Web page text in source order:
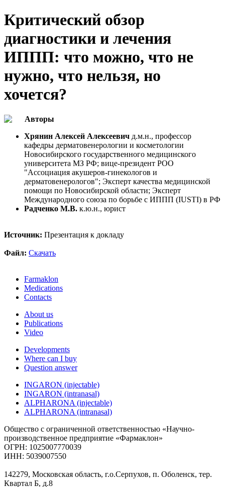
Критический обзор
диагностики и лечения
ИППП: что можно, что не
нужно, что нельзя, но
хочется?
Авторы
Хрянин Алексей Алексеевич д.м.н., профессор
кафедры дерматовенерологии и косметологии
Новосибирского государственного медицинского
университета МЗ РФ; вице-президент РОО
"Ассоциация акушеров-гинекологов и
дерматовенерологов"; Эксперт качества медицинской
помощи по Новосибирской области; Эксперт
Международного союза по борьбе с ИППП (IUSTI) в РФ
Радченко М.В. к.ю.н., юрист
Источник: Презентация к докладу
Файл: Скачать
Farmaklon
Medications
Contacts
About us
Publications
Video
Developments
Where can I buy
Question answer
INGARON (injectable)
INGARON (intranasal)
ALPHARONA (injectable)
ALPHARONA (intranasal)
Общество с ограниченной ответственностью «Научно-
производственное предприятие «Фармаклон»
ОГРН: 1025007770039
ИНН: 5039007550
142279, Московская область, г.о.Серпухов, п. Оболенск, тер.
Квартал Б, д.8